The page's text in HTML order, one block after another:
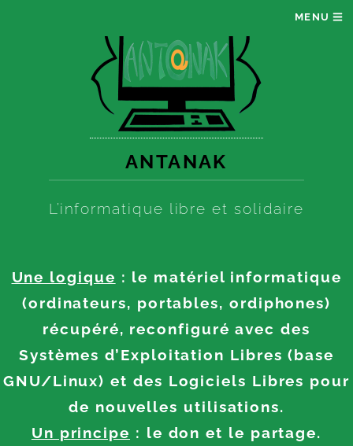
ANTANAK
L’informatique libre et solidaire
Une logique : le matériel informatique
(ordinateurs, portables, ordiphones)
récupéré, reconfiguré avec des
Systèmes d’Exploitation Libres (base
GNU/Linux) et des Logiciels Libres pour
de nouvelles utilisations.
Un principe : le don et le partage.
MENU